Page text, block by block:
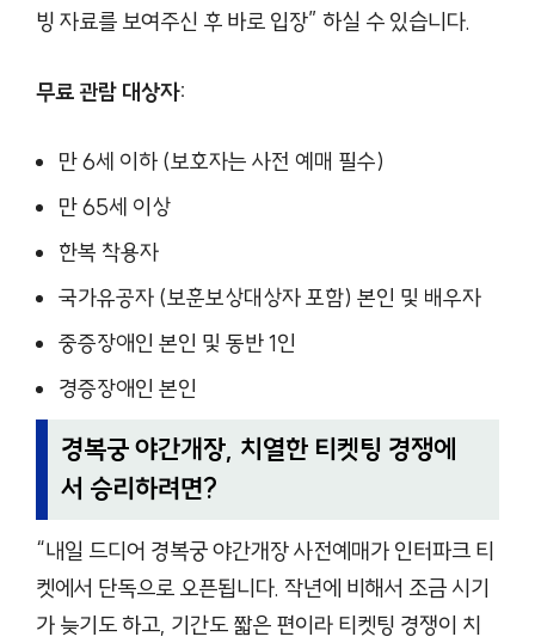
빙 자료를 보여주신 후 바로 입장” 하실 수 있습니다.
무료 관람 대상자:
만 6세 이하 (보호자는 사전 예매 필수)
만 65세 이상
한복 착용자
국가유공자 (보훈보상대상자 포함) 본인 및 배우자
중증장애인 본인 및 동반 1인
경증장애인 본인
경복궁 야간개장, 치열한 티켓팅 경쟁에
서 승리하려면?
“내일 드디어 경복궁 야간개장 사전예매가 인터파크 티
켓에서 단독으로 오픈됩니다. 작년에 비해서 조금 시기
가 늦기도 하고, 기간도 짧은 편이라 티켓팅 경쟁이 치